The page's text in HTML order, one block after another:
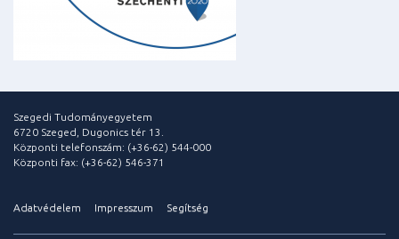
Szegedi Tudományegyetem
6720 Szeged, Dugonics tér 13.
Központi telefonszám: (+36-62) 544-000
Központi fax: (+36-62) 546-371
Adatvédelem Impresszum Segítség